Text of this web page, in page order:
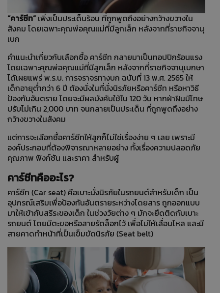
“คาร์ซีท” เพิ่งเป็นประเด็นร้อน ที่ถูกพูดถึงอย่างกว้างขวางใน
สังคม โดยเฉพาะคุณพ่อคุณแม่ที่มีลูกเล็ก หลังจากที่ราชกิจจานุ
เบก
คำแนะนำเกี่ยวกับเลือกซื้อ คาร์ซีท กลายมาเป็นทอปปิกร้อนแรง
โดยเฉพาะคุณพ่อคุณแม่ที่มีลูกเล็ก หลังจากที่ราชกิจจานุเบกษา
ได้เผยแพร่ พ.ร.บ. การจราจรทางบก ฉบับที่ 13 พ.ศ. 2565 ให้
เด็กอายุต่ำกว่า 6 ปี ต้องนั่งในที่นั่งนิรภัยหรือคาร์ซีท หรือหาวิธี
ป้องกันอันตราย โดยจะมีผลบังคับใช้ใน 120 วัน หากฝ่าฝืนมีโทษ
ปรับไม่เกิน 2,000 บาท จนกลายเป็นประเด็น ที่ถูกพูดถึงอย่าง
กว้างขวางในสังคม
แต่การจะเลือกซื้อคาร์ซีทให้ลูกก็ไม่ใช่เรื่องง่าย ๆ เลย เพราะมี
องค์ประกอบที่ต้องพิจารณาหลายอย่าง ทั้งเรื่องความปลอดภัย
คุณภาพ ฟังก์ชัน และราคา สำหรับผู้
คาร์ซีทคืออะไร?
คาร์ซีท (Car seat) คือเบาะนั่งนิรภัยในรถยนต์สำหรับเด็ก เป็น
อุปกรณ์เสริมเพื่อป้องกันอันตรายระหว่างโดยสาร ถูกออกแบบ
มาให้เข้ากับสรีระของเด็ก ในช่วงวัยต่าง ๆ มักจะยึดติดกับเบาะ
รถยนต์ โดยมีตะขอหรือสายรัดล็อกไว้ เพื่อไม่ให้เลื่อนไหล และมี
สายคาดทำหน้าที่เป็นเข็มขัดนิรภัย (Seat belt)